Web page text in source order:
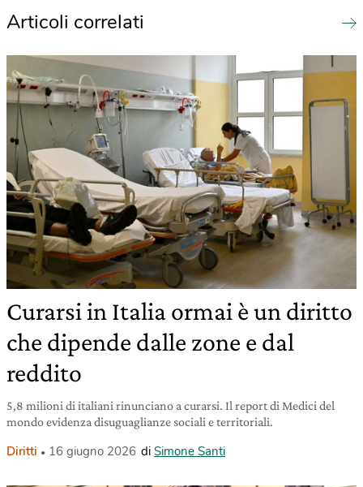
Articoli correlati
Curarsi in Italia ormai è un diritto
che dipende dalle zone e dal
reddito
5,8 milioni di italiani rinunciano a curarsi. Il report di Medici del
mondo evidenza disuguaglianze sociali e territoriali.
Diritti 16 giugno 2026 di Simone Santi